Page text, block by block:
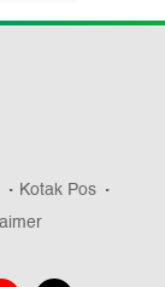
Kotak Pos